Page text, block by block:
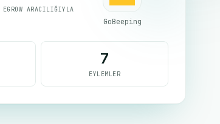
EGROW ARACILIĞIYLA
GoBeeping
7
EYLEMLER